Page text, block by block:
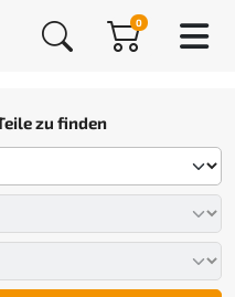
0
zu finden